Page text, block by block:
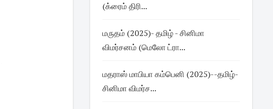
(க்ரைம் திரி...
மருதம் (2025)- தமிழ் - சினிமா
விமர்சனம் (மெலோ ட்ரா...
மதராஸ் மாபியா கம்பெனி (2025)--தமிழ்-
சினிமா விமர்ச...